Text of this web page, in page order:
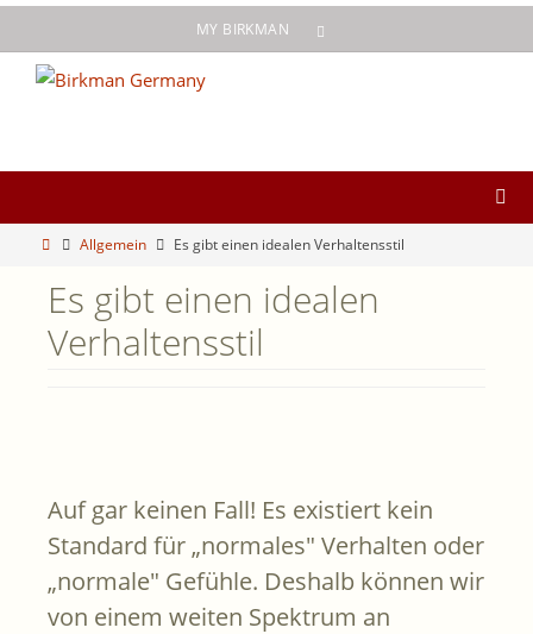
Inhalt
springen
MY BIRKMAN
StartAllgemein Es gibt einen idealen Verhaltensstil
Es gibt einen idealen
Verhaltensstil
Auf gar keinen Fall! Es existiert kein
Standard für „normales" Verhalten oder
„normale" Gefühle. Deshalb können wir
von einem weiten Spektrum an